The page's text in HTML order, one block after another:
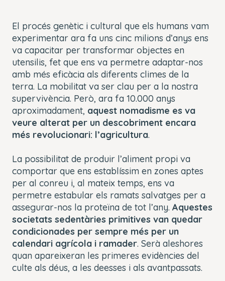
El procés genètic i cultural que els humans vam
experimentar ara fa uns cinc milions d’anys ens
va capacitar per transformar objectes en
utensilis, fet que ens va permetre adaptar-nos
amb més eficàcia als diferents climes de la
terra. La mobilitat va ser clau per a la nostra
supervivència. Però, ara fa 10.000 anys
aproximadament, aquest nomadisme es va
veure alterat per un descobriment encara
més revolucionari: l’agricultura.
La possibilitat de produir l’aliment propi va
comportar que ens establíssim en zones aptes
per al conreu i, al mateix temps, ens va
permetre estabular els ramats salvatges per a
assegurar-nos la proteïna de tot l’any. Aquestes
societats sedentàries primitives van quedar
condicionades per sempre més per un
calendari agrícola i ramader. Serà aleshores
quan apareixeran les primeres evidències del
culte als déus, a les deesses i als avantpassats.